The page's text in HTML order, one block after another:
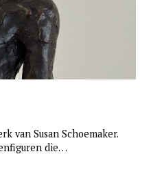
van Susan Schoemaker.
die…